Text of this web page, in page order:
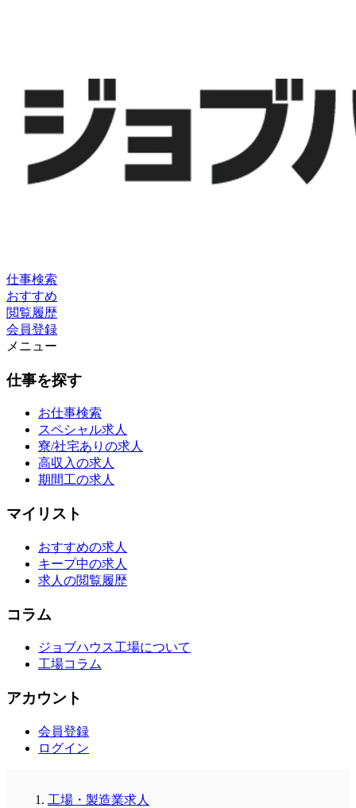
仕事検索
おすすめ
閲覧履歴
会員登録
メニュー
仕事を探す
お仕事検索
スペシャル求人
寮/社宅ありの求人
高収入の求人
期間工の求人
マイリスト
おすすめの求人
キープ中の求人
求人の閲覧履歴
コラム
ジョブハウス工場について
工場コラム
アカウント
会員登録
ログイン
工場・製造業求人